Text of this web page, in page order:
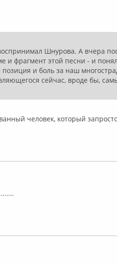
Шнурова. А вчера
и фрагмент этой песни - и
позиция и боль за наш
сейчас, вроде бы,
человек, который